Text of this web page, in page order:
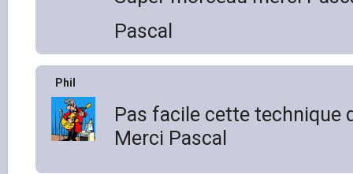
Pascal
Phil
Pas facile cette technique
Merci Pascal